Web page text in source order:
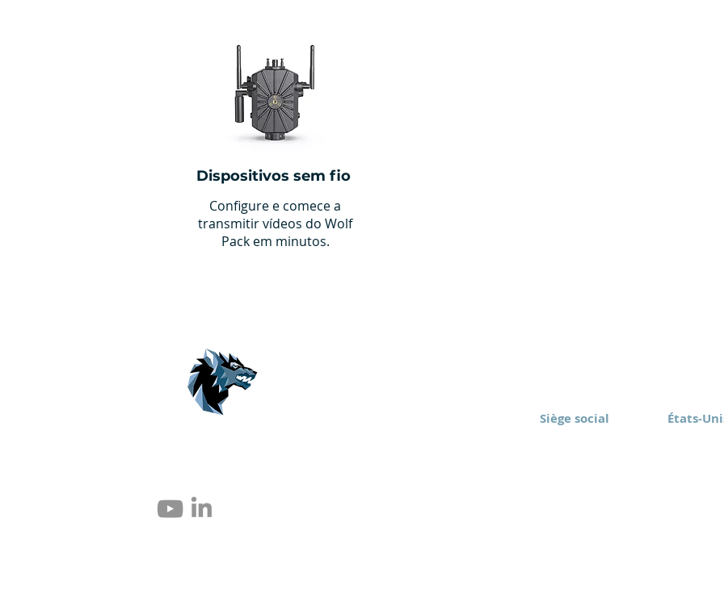
Dispositivos sem fio
Configure e comece a
transmitir vídeos do Wolf
Pack em minutos.
Siège social États-